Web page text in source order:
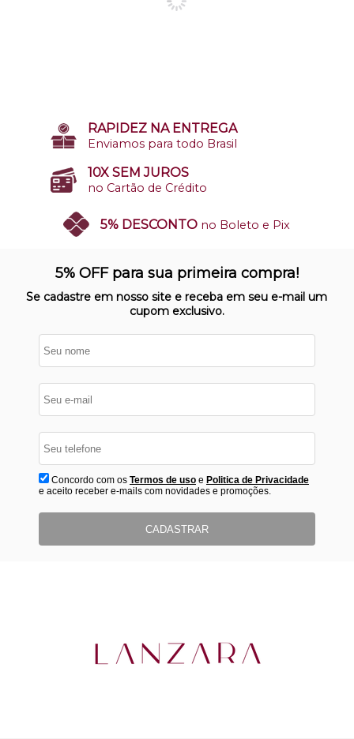
RAPIDEZ NA ENTREGA
Enviamos para todo Brasil
10X SEM JUROS
no Cartão de Crédito
5% DESCONTO no Boleto e Pix
Nosso site opera em ambiente
protegido
5% OFF para sua primeira compra!
Se cadastre em nosso site e receba em seu e-mail um
cupom exclusivo.
Concordo com os Termos de usoe Politica de Privacidade
e aceito receber e-mails com novidades e promoções.
CADASTRAR